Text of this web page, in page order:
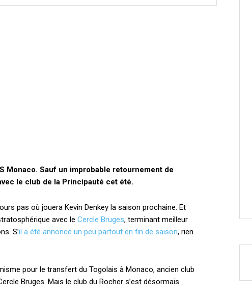
Monaco. Sauf un improbable retournement de
le club de la Principauté cet été.
pas où jouera Kevin Denkey la saison prochaine. Et
avec le Cercle Bruges, terminant meilleur
S’il a été annoncé un peu partout en fin de saison, rien
pour le transfert du Togolais à Monaco, ancien club
Bruges. Mais le club du Rocher s’est désormais